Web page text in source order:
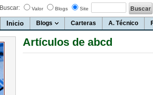
Buscar: Valor Blogs Site
Inicio Blogs Carteras A. Técnico
Artículos de abcd